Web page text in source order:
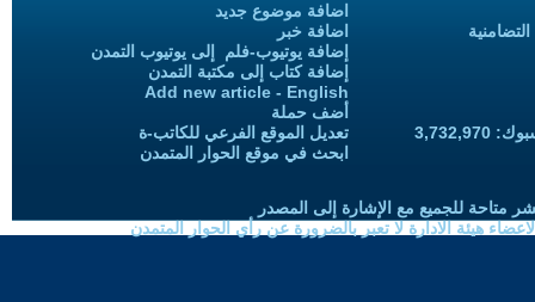
اضافة موضوع جديد
اضافة خبر
إضافة يوتيوب-فلم إلى يوتيوب التمدن
إضافة كتاب إلى مكتبة التمدن
Add new article - English
أضف حملة
تعديل الموقع الفرعي للكاتب-ة
ابحث في موقع الحوار المتمدن
متاحة للجميع مع الإشارة إلى المصدر
هيئة الادارة لا تعبر بالضرورة عن رأي الحوار المتمدن